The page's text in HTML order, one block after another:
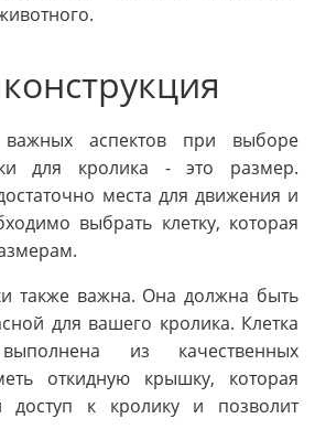
аспектов при выборе
для кролика - это размер.
места для движения и
выбрать клетку, которая
также важна. Она должна быть
для вашего кролика. Клетка
из качественных
откидную крышку, которая
доступ к кролику и позволит